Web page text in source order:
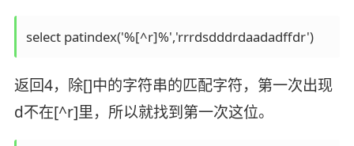
select patindex('%[^r]%','rrrdsdddrdaadadffdr')
返回4，除[]中的字符串的匹配字符，第一次出现
d不在[^r]里，所以就找到第一次这位。